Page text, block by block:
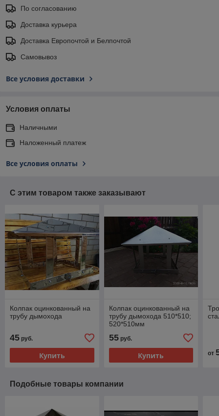
По согласованию
Доставка курьера
Доставка Европочтой и Белпочтой
Самовывоз
Все условия доставки
Условия оплаты
Наличными
Наложенный платеж
Все условия оплаты
С этим товаром также заказывают
Колпак оцинкованный на
трубу дымохода
45 руб.
Купить
Колпак оцинкованный на
трубу дымохода 510*510;
520*510мм
55руб.
Купить от
Подобные товары компании